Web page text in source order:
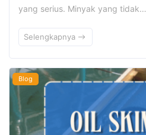
yang serius. Minyak yang tidak…
Selengkapnya
Blog